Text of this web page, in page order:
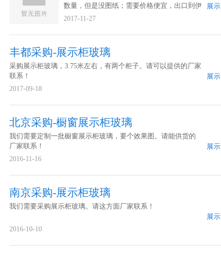
数量，但是没图纸；需要价格便宜，出口到伊
拉克；广东省内优先。请可以提供的厂家联
展
2017-11-27
丰都采购-展示柜玻璃
采购展示柜玻璃，3.75米左右，有两个柜子。请可以提供的厂家
联系！
展
2017-09-18
北京采购-橱窗展示柜玻璃
我们需要定制一批橱窗展示柜玻璃，要个效果图。请能供货的
厂家联系！
展
2016-11-16
南京采购-展示柜玻璃
我们需要采购展示柜玻璃。请这方面厂家联系！
展
2016-10-10